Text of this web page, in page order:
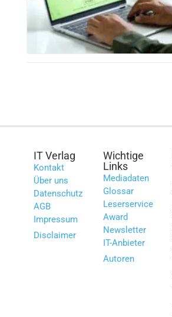
IT Verlag
Kontakt
Über uns
Datenschutz
AGB
Impressum
Disclaimer
Wichtige
Links
Mediadaten
Glossar
Leserservice
Award
Newsletter
IT-Anbieter
Autoren